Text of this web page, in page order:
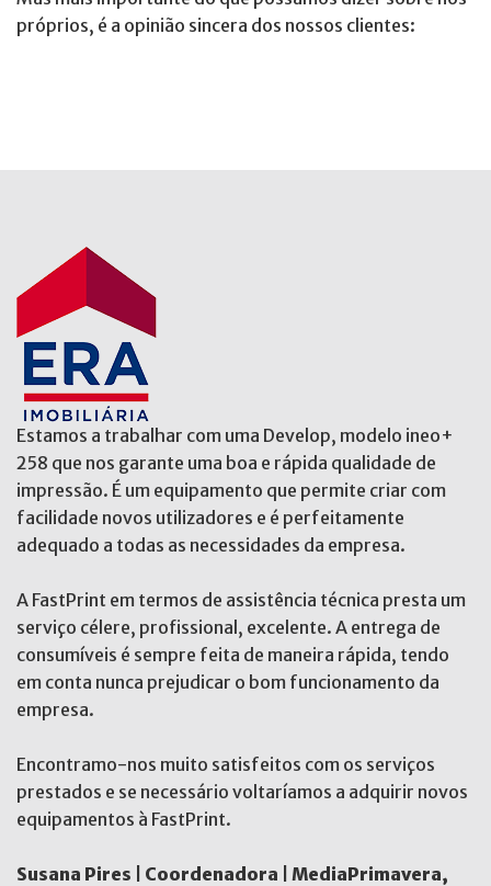
próprios, é a opinião sincera dos nossos clientes:
Estamos a trabalhar com uma Develop, modelo ineo+
258 que nos garante uma boa e rápida qualidade de
impressão. É um equipamento que permite criar com
facilidade novos utilizadores e é perfeitamente
adequado a todas as necessidades da empresa.
A FastPrint em termos de assistência técnica presta um
serviço célere, profissional, excelente. A entrega de
consumíveis é sempre feita de maneira rápida, tendo
em conta nunca prejudicar o bom funcionamento da
empresa.
Encontramo-nos muito satisfeitos com os serviços
prestados e se necessário voltaríamos a adquirir novos
equipamentos à FastPrint.
Susana Pires | Coordenadora | MediaPrimavera,